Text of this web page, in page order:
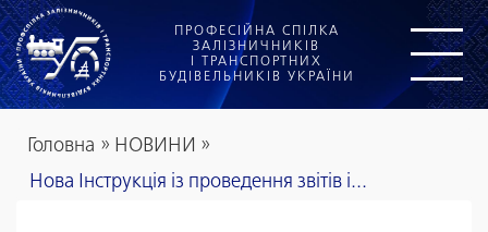
ПРОФЕСІЙНА СПІЛКА
ЗАЛІЗНИЧНИКІВ
І ТРАНСПОРТНИХ
БУДІВЕЛЬНИКІВ УКРАЇНИ
Головна » НОВИНИ »
Нова Інструкція із проведення звітів і...